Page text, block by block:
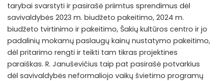
tarybai svarstyti ir pasirašė priimtus sprendimus dėl
savivaldybės 2023 m. biudžeto pakeitimo, 2024 m.
biudžeto tvirtinimo ir pakeitimo, Šakių kultūros centro ir jo
padalinių mokamų paslaugų kainų nustatymo pakeitimo,
dėl pritarimo rengti ir teikti tam tikras projektines
paraiškas. R. Januševičius taip pat pasirašė potvarkius
dėl savivaldybės neformaliojo vaikų švietimo programų